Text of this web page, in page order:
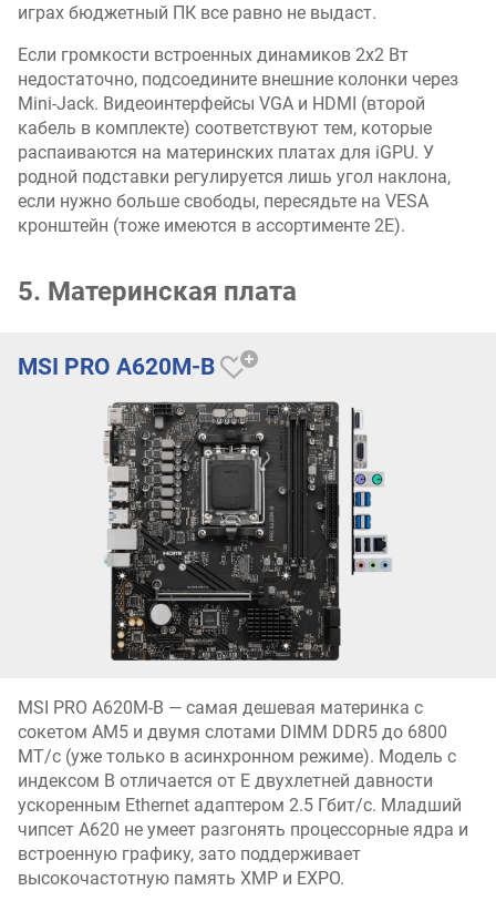
играх бюджетный ПК все равно не выдаст.
Если громкости встроенных динамиков 2х2 Вт
недостаточно, подсоедините внешние колонки через
Mini-Jack. Видеоинтерфейсы VGA и HDMI (второй
кабель в комплекте) соответствуют тем, которые
распаиваются на материнских платах для iGPU. У
родной подставки регулируется лишь угол наклона,
если нужно больше свободы, пересядьте на VESA
кронштейн (тоже имеются в ассортименте 2E).
5. Материнская плата
MSI PRO A620M-B
MSI PRO A620M-B — самая дешевая материнка с
сокетом AM5 и двумя слотами DIMM DDR5 до 6800
МТ/с (уже только в асинхронном режиме). Модель с
индексом B отличается от E двухлетней давности
ускоренным Ethernet адаптером 2.5 Гбит/с. Младший
чипсет A620 не умеет разгонять процессорные ядра и
встроенную графику, зато поддерживает
высокочастотную память XMP и EXPO.